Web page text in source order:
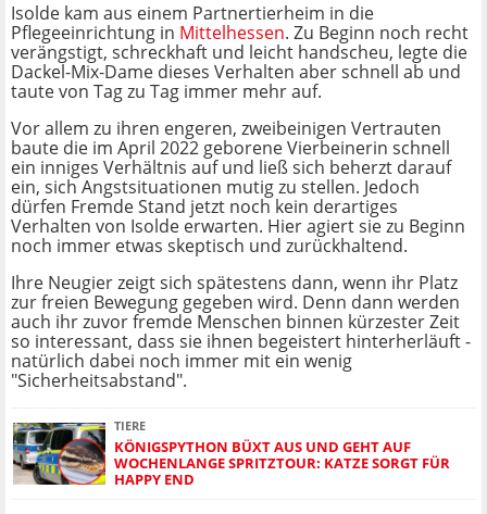
Isolde kam aus einem Partnertierheim in die
Pflegeeinrichtung in Mittelhessen. Zu Beginn noch recht
verängstigt, schreckhaft und leicht handscheu, legte die
Dackel-Mix-Dame dieses Verhalten aber schnell ab und
taute von Tag zu Tag immer mehr auf.
Vor allem zu ihren engeren, zweibeinigen Vertrauten
baute die im April 2022 geborene Vierbeinerin schnell
ein inniges Verhältnis auf und ließ sich beherzt darauf
ein, sich Angstsituationen mutig zu stellen. Jedoch
dürfen Fremde Stand jetzt noch kein derartiges
Verhalten von Isolde erwarten. Hier agiert sie zu Beginn
noch immer etwas skeptisch und zurückhaltend.
Ihre Neugier zeigt sich spätestens dann, wenn ihr Platz
zur freien Bewegung gegeben wird. Denn dann werden
auch ihr zuvor fremde Menschen binnen kürzester Zeit
so interessant, dass sie ihnen begeistert hinterherläuft -
natürlich dabei noch immer mit ein wenig
"Sicherheitsabstand".
TIERE
KÖNIGSPYTHON BÜXT AUS UND GEHT AUF
WOCHENLANGE SPRITZTOUR: KATZE SORGT FÜR
HAPPY END